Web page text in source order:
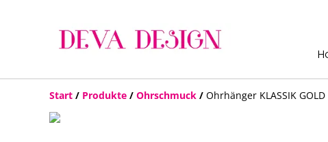
Start / Produkte / Ohrschmuck / Ohrhänger KLASSIK